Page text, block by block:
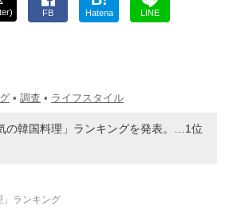
FB Hatena LINE
• 調査 • ライフスタイル
の韓国料理」ランキングを発表。…1位
」ランキング